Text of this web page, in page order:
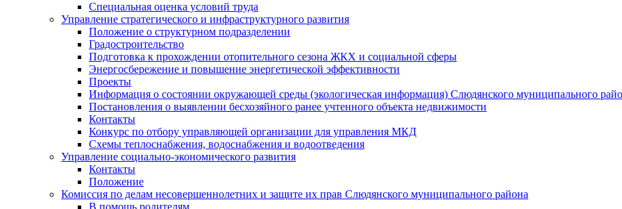
Специальная оценка условий труда
Управление стратегического и инфраструктурного развития
Положение о структурном подразделении
Градостроительство
Подготовка к прохождении отопительного сезона ЖКХ и социальной сферы
Энергосбережение и повышение энергетической эффективности
Проекты
Информация о состоянии окружающей среды (экологическая информация) Слюдянского муниципального
Постановления о выявлении бесхозяйного ранее учтенного объекта недвижимости
Контакты
Конкурс по отбору управляющей организации для управления МКД
Схемы теплоснабжения, водоснабжения и водоотведения
Управление социально-экономического развития
Контакты
Положение
Комиссия по делам несовершеннолетних и защите их прав Слюдянского муниципального района
В помощь родителям